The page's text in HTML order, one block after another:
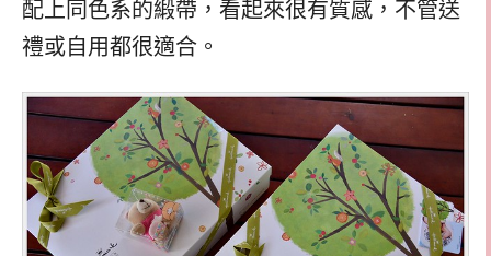
配上同色系的緞帶，看起來很有質感，不管送
禮或自用都很適合。